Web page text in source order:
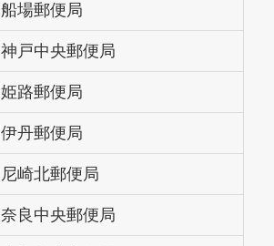
船場郵便局
神戸中央郵便局
姫路郵便局
伊丹郵便局
尼崎北郵便局
奈良中央郵便局